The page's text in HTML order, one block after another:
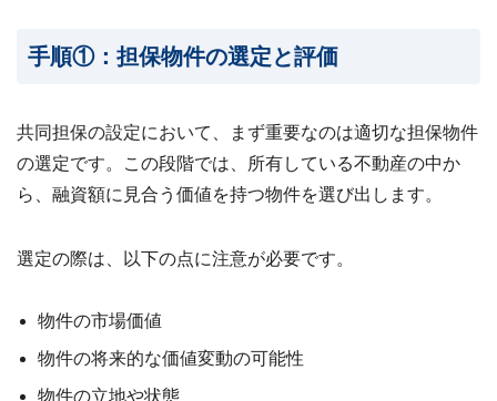
手順①：担保物件の選定と評価
共同担保の設定において、まず重要なのは適切な担保物件
の選定です。この段階では、所有している不動産の中か
ら、融資額に見合う価値を持つ物件を選び出します。
選定の際は、以下の点に注意が必要です。
物件の市場価値
物件の将来的な価値変動の可能性
物件の立地や状態